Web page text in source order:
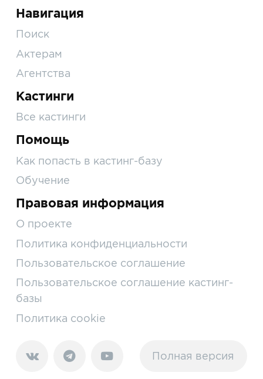
Навигация
Поиск
Актерам
Агентства
Кастинги
Все кастинги
Помощь
Как попасть в кастинг-базу
Обучение
Правовая информация
О проекте
Политика конфиденциальности
Пользовательское соглашение
Пользовательское соглашение кастинг-
базы
Политика cookie
Полная версия